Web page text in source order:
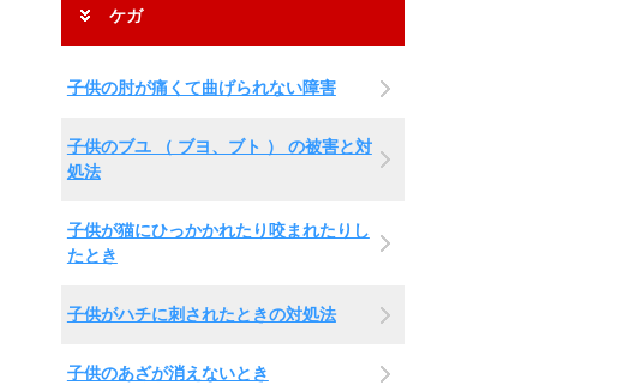
ケガ
子供の肘が痛くて曲げられない障害
子供のブユ （ ブヨ、ブト ） の被害と対
処法
子供が猫にひっかかれたり咬まれたりし
たとき
子供がハチに刺されたときの対処法
子供のあざが消えないとき